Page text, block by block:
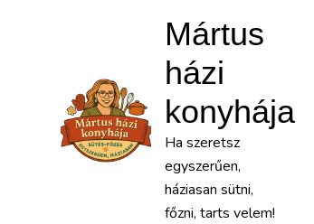
Mártus
házi
konyhája
Ha szeretsz
egyszerűen,
háziasan sütni,
főzni, tarts velem!